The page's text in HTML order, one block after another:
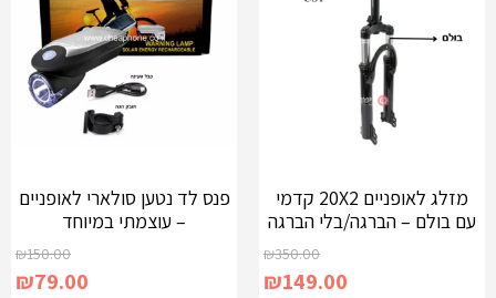
מזלג לאופניים 20X2 קדמי
עם בולם – הברגה/בלי הברגה
₪350.00
₪149.00
פנס לד נטען סולארי לאופניים
– עוצמתי במיוחד
₪150.00
₪79.00